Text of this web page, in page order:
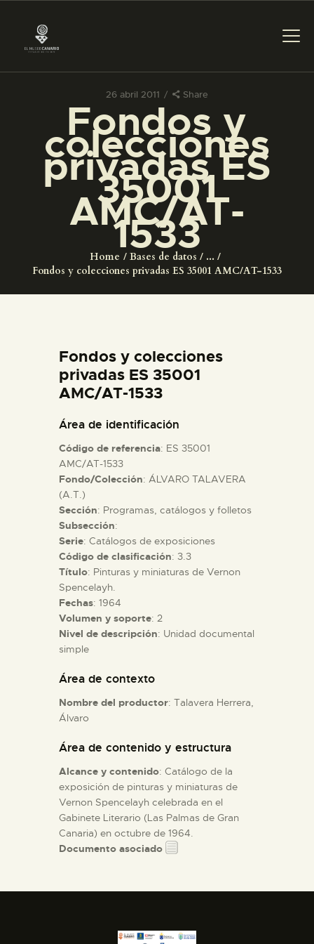
26 abril 2011 Share
Fondos y
colecciones
privadas ES
35001
AMC/AT-
1533
Home Bases de datos
...
Fondos y colecciones privadas ES 35001 AMC/AT-1533
PREPARAR LA VISITA
ACTIVIDADES
EL MUSEO
ESPAÑOL
ACTIVIDADES
█
EL MUSEO
COLECCIONES
DIDÁCTICA
Fondos y colecciones
privadas ES 35001
AMC/AT-1533
Área de identificación
Código de referencia: ES 35001
AMC/AT-1533
Fondo/Colección: ÁLVARO TALAVERA
(A.T.)
Sección: Programas, catálogos y folletos
Subsección:
Serie: Catálogos de exposiciones
Código de clasificación: 3.3
Título: Pinturas y miniaturas de Vernon
Spencelayh.
Fechas: 1964
Volumen y soporte: 2
Nivel de descripción: Unidad documental
simple
Área de contexto
Nombre del productor: Talavera Herrera,
Álvaro
Área de contenido y estructura
Alcance y contenido: Catálogo de la
exposición de pinturas y miniaturas de
Vernon Spencelayh celebrada en el
Gabinete Literario (Las Palmas de Gran
Canaria) en octubre de 1964.
Documento asociado